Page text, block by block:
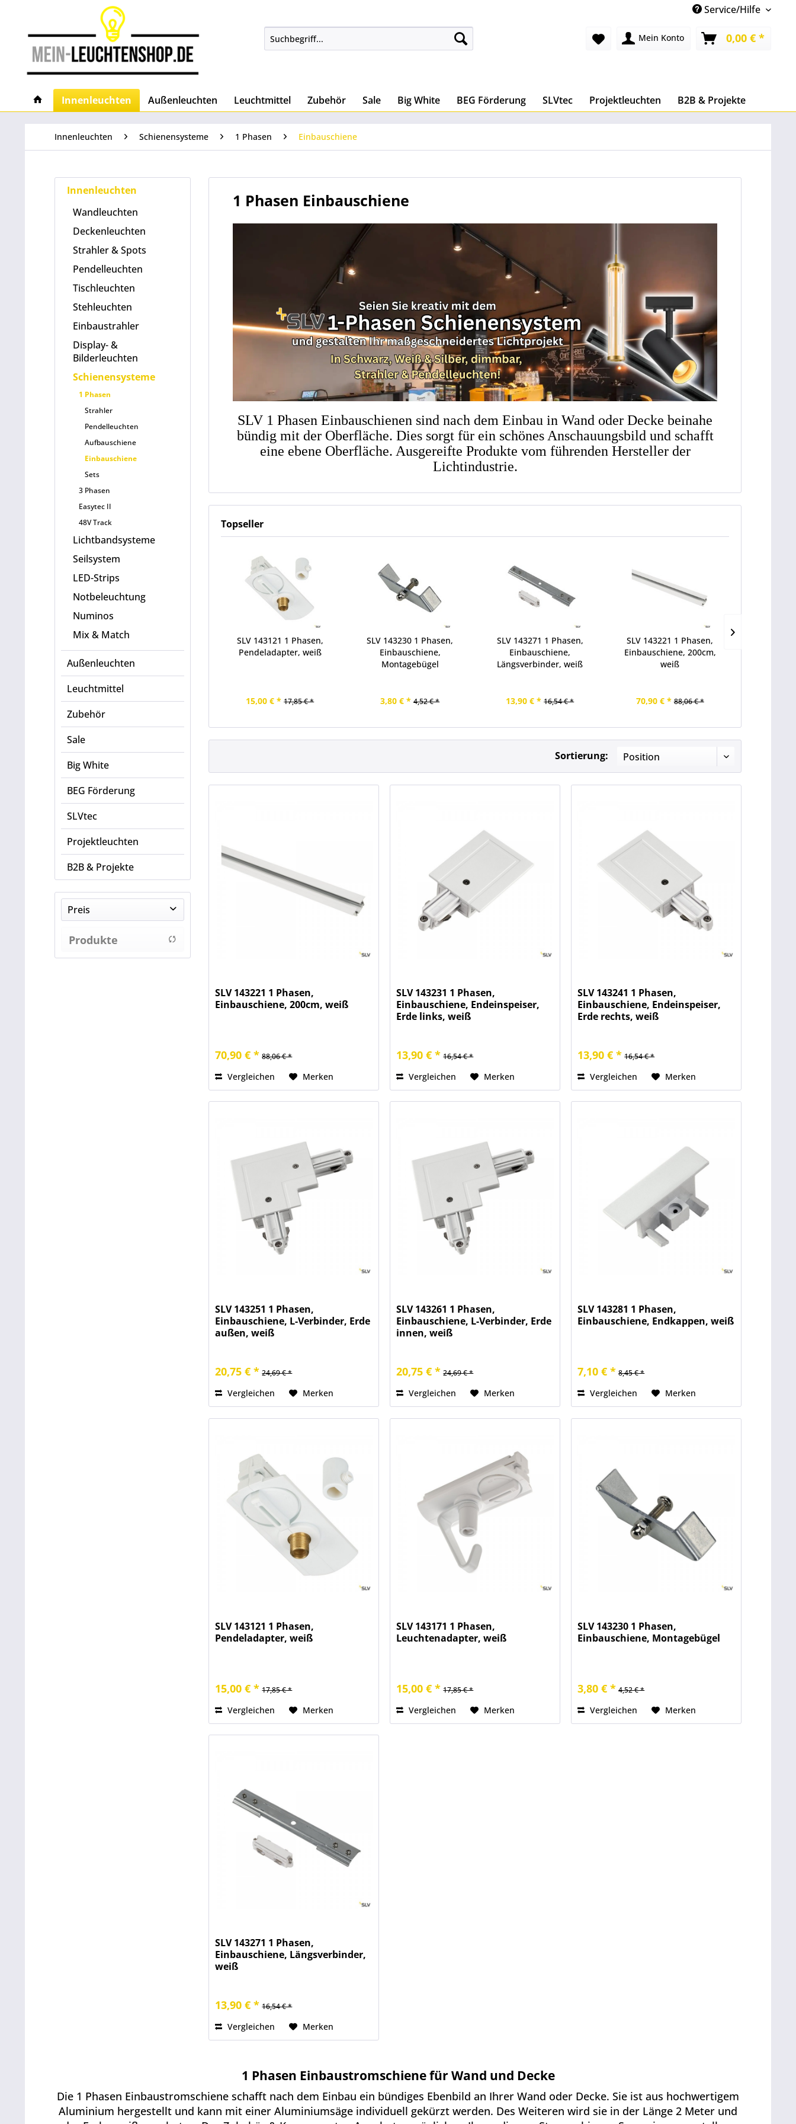
Service/Hilfe
Mein Konto 0,00 € *
Innenleuchten Außenleuchten Leuchtmittel Zubehör Sale Big White BEG Förderung SLVtec Projektleuchten B2B & Projekte
Innenleuchten Schienensysteme 1 Phasen Einbauschiene
Innenleuchten
Wandleuchten
Deckenleuchten
Strahler & Spots
Pendelleuchten
Tischleuchten
Stehleuchten
Einbaustrahler
Display- &
Bilderleuchten
Schienensysteme
1 Phasen
Strahler
Pendelleuchten
Aufbauschiene
Einbauschiene
Sets
3 Phasen
Easytec II
48V Track
Lichtbandsysteme
Seilsystem
LED-Strips
Notbeleuchtung
Numinos
Mix & Match
Außenleuchten
Leuchtmittel
Zubehör
Sale
Big White
BEG Förderung
SLVtec
Projektleuchten
B2B & Projekte
Preis
Produkte
anzeigen
1 Phasen Einbauschiene
SLV 1 Phasen Einbauschienen sind nach dem Einbau in Wand oder Decke beinahe
bündig mit der Oberfläche. Dies sorgt für ein schönes Anschauungsbild und schafft
eine ebene Oberfläche. Ausgereifte Produkte vom führenden Hersteller der
Lichtindustrie.
Topseller
SLV 143121 1 Phasen,
Pendeladapter, weiß
15,00 € * 17,85 € *
SLV 143230 1 Phasen,
Einbauschiene,
Montagebügel
3,80 € * 4,52 € *
SLV 143271 1 Phasen,
Einbauschiene,
Längsverbinder, weiß
13,90 € * 16,54 € *
SLV 143221 1 Phasen,
Einbauschiene, 200cm,
weiß
70,90 € * 88,06 € *
Sortierung:
SLV 143221 1 Phasen,
Einbauschiene, 200cm, weiß
70,90 € * 88,06 € *
Vergleichen Merken
SLV 143231 1 Phasen,
Einbauschiene, Endeinspeiser,
Erde links, weiß
13,90 € * 16,54 € *
Vergleichen Merken
SLV 143241 1 Phasen,
Einbauschiene, Endeinspeiser,
Erde rechts, weiß
13,90 € * 16,54 € *
Vergleichen Merken
SLV 143251 1 Phasen,
Einbauschiene, L-Verbinder, Erde
außen, weiß
20,75 € * 24,69 € *
Vergleichen Merken
SLV 143261 1 Phasen,
Einbauschiene, L-Verbinder, Erde
innen, weiß
20,75 € * 24,69 € *
Vergleichen Merken
SLV 143281 1 Phasen,
Einbauschiene, Endkappen, weiß
7,10 € * 8,45 € *
Vergleichen Merken
SLV 143121 1 Phasen,
Pendeladapter, weiß
15,00 € * 17,85 € *
Vergleichen Merken
SLV 143171 1 Phasen,
Leuchtenadapter, weiß
15,00 € * 17,85 € *
Vergleichen Merken
SLV 143230 1 Phasen,
Einbauschiene, Montagebügel
3,80 € * 4,52 € *
Vergleichen Merken
SLV 143271 1 Phasen,
Einbauschiene, Längsverbinder,
weiß
13,90 € * 16,54 € *
Vergleichen Merken
1 Phasen Einbaustromschiene für Wand und Decke
Die 1 Phasen Einbaustromschiene schafft nach dem Einbau ein bündiges Ebenbild an Ihrer Wand oder Decke. Sie ist aus hochwertigem
Aluminium hergestellt und kann mit einer Aluminiumsäge individuell gekürzt werden. Des Weiteren wird sie in der Länge 2 Meter und